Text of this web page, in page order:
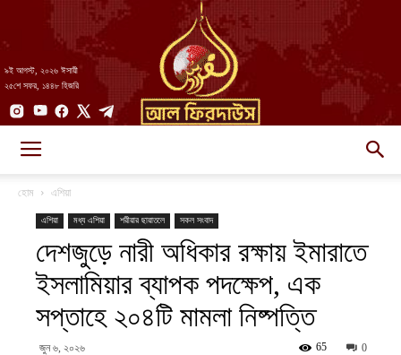
৯ই আগস্ট, ২০২৬ ঈসায়ী
২৫শে সফর, ১৪৪৮ হিজরি
||
আল-
হোম এশিয়া
এশিয়া মধ্য এশিয়া শরীয়ার ছায়াতলে সকল সংবাদ
দেশজুড়ে নারী অধিকার রক্ষায় ইমারাতে
ইসলামিয়ার ব্যাপক পদক্ষেপ, এক
সপ্তাহে ২০৪টি মামলা নিষ্পত্তি
জুন ৬, ২০২৬ 0
65